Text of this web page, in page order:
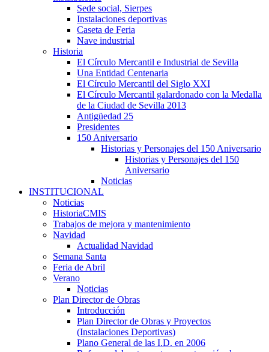
Sede social, Sierpes
Instalaciones deportivas
Caseta de Feria
Nave industrial
Historia
El Círculo Mercantil e Industrial de Sevilla
Una Entidad Centenaria
El Círculo Mercantil del Siglo XXI
El Círculo Mercantil galardonado con la Medalla
de la Ciudad de Sevilla 2013
Antigüedad 25
Presidentes
150 Aniversario
Historias y Personajes del 150 Aniversario
Historias y Personajes del 150
Aniversario
Noticias
INSTITUCIONAL
Noticias
HistoriaCMIS
Trabajos de mejora y mantenimiento
Navidad
Actualidad Navidad
Semana Santa
Feria de Abril
Verano
Noticias
Plan Director de Obras
Introducción
Plan Director de Obras y Proyectos
(Instalaciones Deportivas)
Plano General de las I.D. en 2006